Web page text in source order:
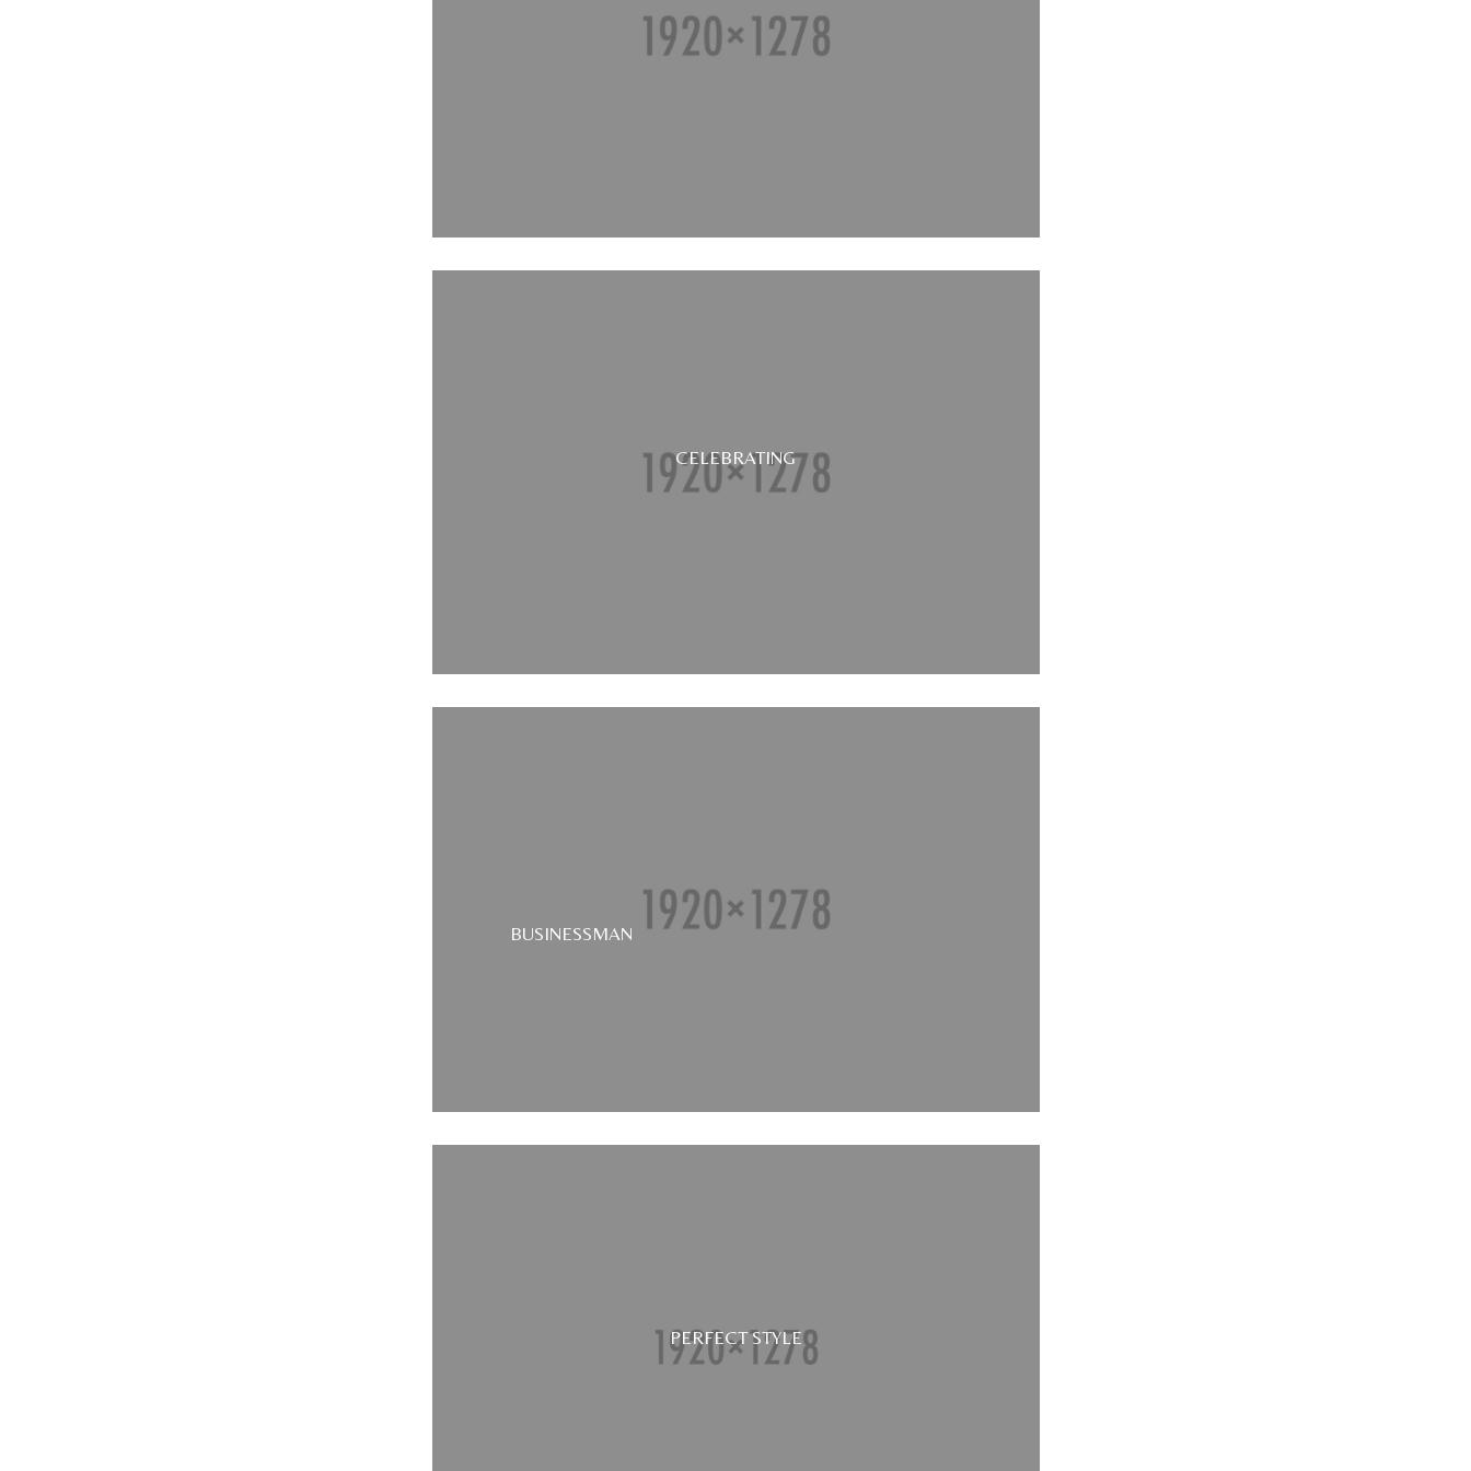
CELEBRATING
BUSINESSMAN
PERFECT STYLE